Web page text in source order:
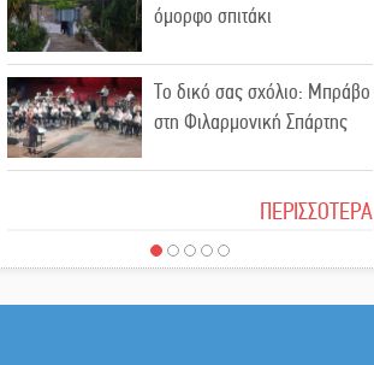
Σπατάλη και παρανομία
«στραγγίζουν» τη Μάνη
Βουλή των Εφήβων 2026-
2027: Ξεκινούν οι αιτήσεις
Διατακτικές σίτισης: Σήμα
για αύξηση στα 10 ευρώ
μετά από 20 χρόνια
όμορφο σπιτάκι
Το δικό σας σχόλιο: Μπράβο
στη Φιλαρμονική Σπάρτης
Το δικό σας σχόλιο: Σύντομη
απάντηση σε διθυράμβους
για το παλαιό Δικαστικό
ΠΕΡΙΣΣΟΤΕΡΑ